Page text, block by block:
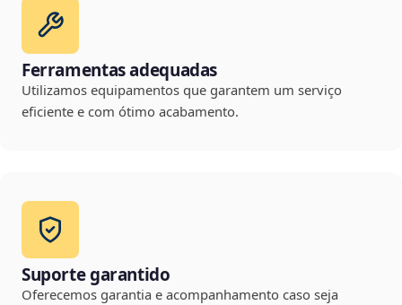
Ferramentas adequadas
Utilizamos equipamentos que garantem um serviço
eficiente e com ótimo acabamento.
Suporte garantido
Oferecemos garantia e acompanhamento caso seja